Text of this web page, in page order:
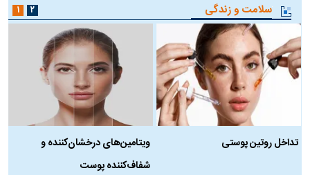
سلامت و زندگی
تداخل روتین پوستی
ویتامین‌های درخشان‌کننده و
شفاف‌کننده پوست
۱ ۲